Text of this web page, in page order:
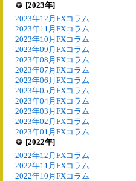
[2023年]
2023年12月FXコラム
2023年11月FXコラム
2023年10月FXコラム
2023年09月FXコラム
2023年08月FXコラム
2023年07月FXコラム
2023年06月FXコラム
2023年05月FXコラム
2023年04月FXコラム
2023年03月FXコラム
2023年02月FXコラム
2023年01月FXコラム
[2022年]
2022年12月FXコラム
2022年11月FXコラム
2022年10月FXコラム